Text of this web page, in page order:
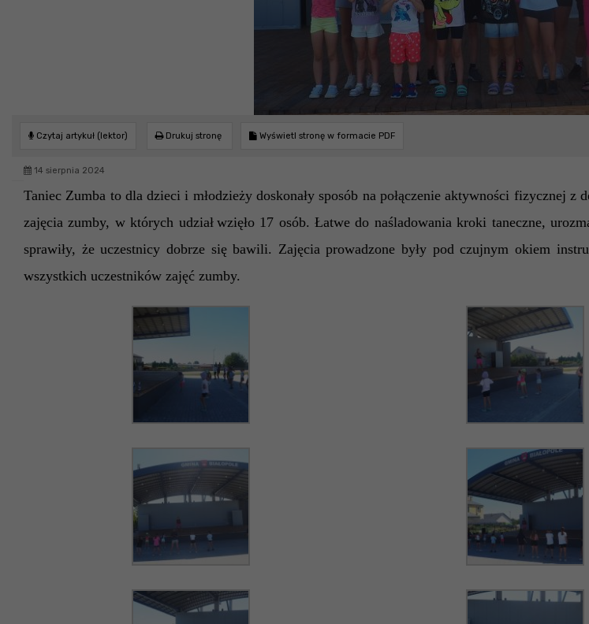
Czytaj artykuł (lektor) Drukuj stronę Wyświetl stronę w formacie PDF
14 sierpnia 2024
Taniec Zumba to dla dzieci i młodzieży doskonały sposób na połączenie aktywności fizycznej z
zajęcia zumby, w których udział wzięło 17 osób. Łatwe do naśladowania kroki taneczne,
sprawiły, że uczestnicy dobrze się bawili. Zajęcia prowadzone były pod czujnym okiem
wszystkich uczestników zajęć zumby.